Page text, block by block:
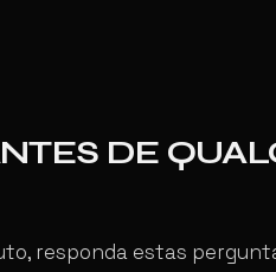
DE
responda estas